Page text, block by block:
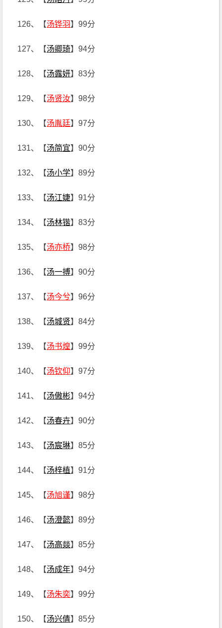
126、【汤铧羽】99分
127、【汤卿琦】94分
128、【汤露妍】83分
129、【汤贤汝】98分
130、【汤胤廷】97分
131、【汤简宜】90分
132、【汤小学】89分
133、【汤江婕】91分
134、【汤林锴】83分
135、【汤亦桥】98分
136、【汤一搏】90分
137、【汤今兮】96分
138、【汤城贤】84分
139、【汤书煌】99分
140、【汤钦仰】97分
141、【汤傲彬】94分
142、【汤春卉】90分
143、【汤宸琳】85分
144、【汤梓植】91分
145、【汤旭谨】98分
146、【汤澄懿】89分
147、【汤高燚】85分
148、【汤成年】94分
149、【汤朱奕】99分
150、【汤兴倩】85分